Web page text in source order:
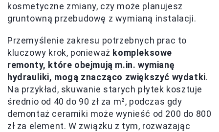
kosmetyczne zmiany, czy może planujesz
gruntowną przebudowę z wymianą instalacji.
Przemyślenie zakresu potrzebnych prac to
kluczowy krok, ponieważ kompleksowe
remonty, które obejmują m.in. wymianę
hydrauliki, mogą znacząco zwiększyć wydatki.
Na przykład, skuwanie starych płytek kosztuje
średnio od 40 do 90 zł za m², podczas gdy
demontaż ceramiki może wynieść od 200 do 800
zł za element. W związku z tym, rozważając